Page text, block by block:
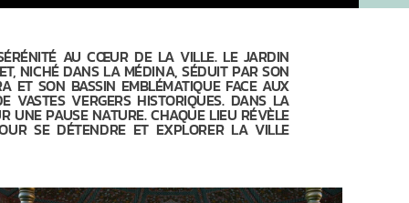
AU CŒUR DE LA VILLE. LE JARDIN
NICHÉ DANS LA MÉDINA, SÉDUIT PAR SON
ET SON BASSIN EMBLÉMATIQUE FACE AUX
VASTES VERGERS HISTORIQUES. DANS LA
UNE PAUSE NATURE. CHAQUE LIEU RÉVÈLE
SE DÉTENDRE ET EXPLORER LA VILLE